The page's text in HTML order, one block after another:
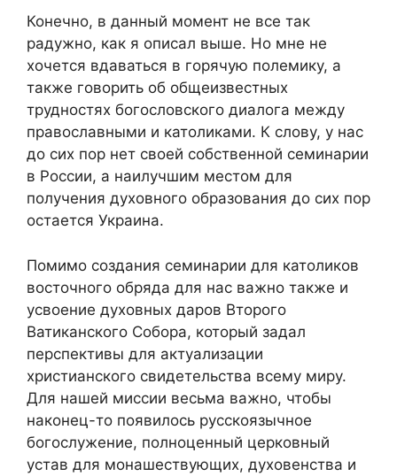
Конечно, в данный момент не все так
радужно, как я описал выше. Но мне не
хочется вдаваться в горячую полемику, а
также говорить об общеизвестных
трудностях богословского диалога между
православными и католиками. К слову, у нас
до сих пор нет своей собственной семинарии
в России, а наилучшим местом для
получения духовного образования до сих пор
остается Украина.
Помимо создания семинарии для католиков
восточного обряда для нас важно также и
усвоение духовных даров Второго
Ватиканского Собора, который задал
перспективы для актуализации
христианского свидетельства всему миру.
Для нашей миссии весьма важно, чтобы
наконец-то появилось русскоязычное
богослужение, полноценный церковный
устав для монашествующих, духовенства и